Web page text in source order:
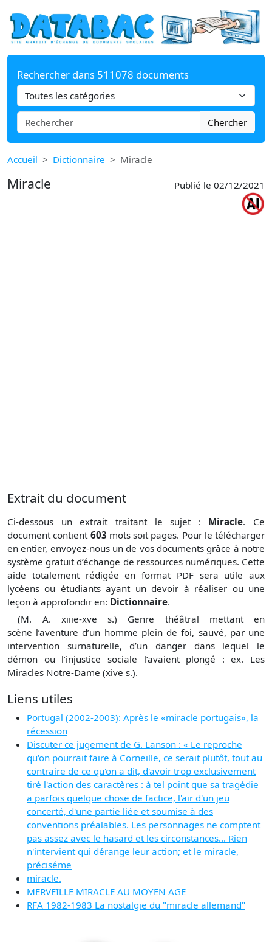
Rechercher dans 511078 documents
Chercher
Accueil Dictionnaire Miracle
Miracle Publié le 02/12/2021
Extrait du document
Ci-dessous un extrait traitant le sujet : Miracle. Ce
document contient 603 mots soit pages. Pour le télécharger
en entier, envoyez-nous un de vos documents grâce à notre
système gratuitd’échange de ressources numériques. Cette
aide totalement rédigée en format PDF sera utile aux
lycéens ou étudiants ayant un devoir à réaliser ou une
leçon à approfondir en: Dictionnaire.
(M. A. xiiie-xve s.) Genre théâtral mettant en
scène l’aventure d’un homme plein de foi, sauvé, par une
intervention surnaturelle, d’un danger dans lequel le
démon ou l’injustice sociale l’avaient plongé : ex. Les
Miracles Notre-Dame (xive s.).
Liens utiles
Portugal (2002-2003): Après le «miracle portugais», la
récession
Discuter ce jugement de G. Lanson : « Le reproche
qu'on pourrait faire à Corneille, ce serait plutôt, tout au
contraire de ce qu'on a dit, d'avoir trop exclusivement
tiré l'action des caractères : à tel point que sa tragédie
a parfois quelque chose de factice, l'air d'un jeu
concerté, d'une partie liée et soumise à des
conventions préalables. Les personnages ne comptent
pas assez avec le hasard et les circonstances... Rien
n'intervient qui dérange leur action; et le miracle,
préciséme
miracle.
MERVEILLE MIRACLE AU MOYEN AGE
RFA 1982-1983 La nostalgie du "miracle allemand"